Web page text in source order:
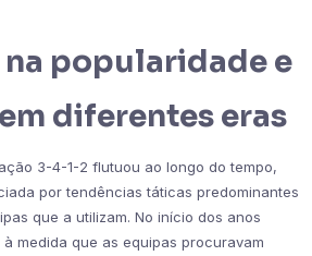
popularidade e
diferentes eras
3-4-1-2 flutuou ao longo do tempo,
por tendências táticas predominantes
que a utilizam. No início dos anos
medida que as equipas procuravam